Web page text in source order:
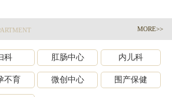
MORE>>
科 肛肠中心 内儿科
不育 微创中心 围产保健